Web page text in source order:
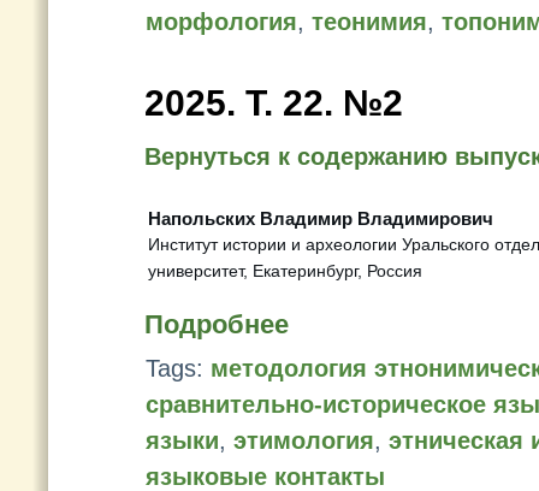
морфология, теонимия,
2025. Т. 22. №2
Вернуться к содержанию
Напольских Владимир Владимирович
Институт истории и археологии Уральского
университет, Екатеринбург, Россия
Подробнее
Tags: методология
сравнительно-историческое
языки, этимология, этническая
языковые контакты